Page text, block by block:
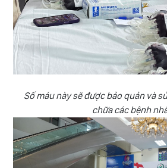
Số máu này sẽ được bảo quản và
chữa các bệnh